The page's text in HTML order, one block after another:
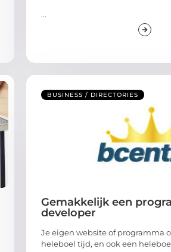
...
BUSINESS / DIRECTORIES
Gemakkelijk een
developer
Je eigen website of programma
heleboel tijd, en ook een